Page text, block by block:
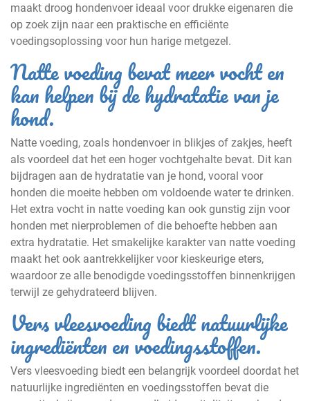
maakt droog hondenvoer ideaal voor drukke eigenaren die
op zoek zijn naar een praktische en efficiënte
voedingsoplossing voor hun harige metgezel.
Natte voeding bevat meer vocht en
kan helpen bij de hydratatie van je
hond.
Natte voeding, zoals hondenvoer in blikjes of zakjes, heeft
als voordeel dat het een hoger vochtgehalte bevat. Dit kan
bijdragen aan de hydratatie van je hond, vooral voor
honden die moeite hebben om voldoende water te drinken.
Het extra vocht in natte voeding kan ook gunstig zijn voor
honden met nierproblemen of die behoefte hebben aan
extra hydratatie. Het smakelijke karakter van natte voeding
maakt het ook aantrekkelijker voor kieskeurige eters,
waardoor ze alle benodigde voedingsstoffen binnenkrijgen
terwijl ze gehydrateerd blijven.
Vers vleesvoeding biedt natuurlijke
ingrediënten en voedingsstoffen.
Vers vleesvoeding biedt een belangrijk voordeel doordat het
natuurlijke ingrediënten en voedingsstoffen bevat die